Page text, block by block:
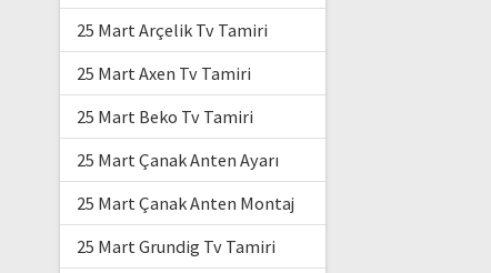
25 Mart Arçelik Tv Tamiri
25 Mart Axen Tv Tamiri
25 Mart Beko Tv Tamiri
25 Mart Çanak Anten Ayarı
25 Mart Çanak Anten Montaj
25 Mart Grundig Tv Tamiri